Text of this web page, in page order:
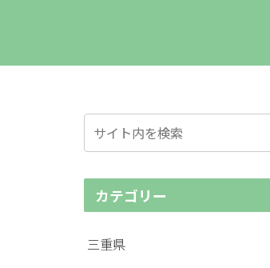
カテゴリー
三重県